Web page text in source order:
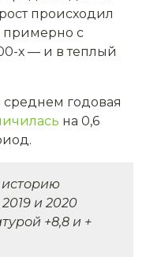
происходил
примерно с
х — и в теплый
среднем годовая
на 0,6
и 2020
+8,8 и +